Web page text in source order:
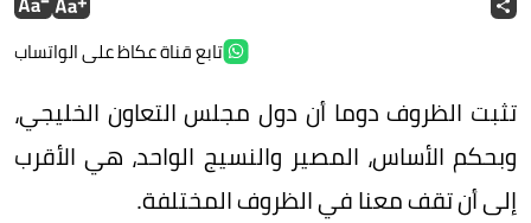
تابع قناة عكاظ على الواتساب
تثبت الظروف دوما أن دول مجلس التعاون الخليجي،
وبحكم الأساس، المصير والنسيج الواحد، هي الأقرب
إلى أن تقف معنا في الظروف المختلفة.